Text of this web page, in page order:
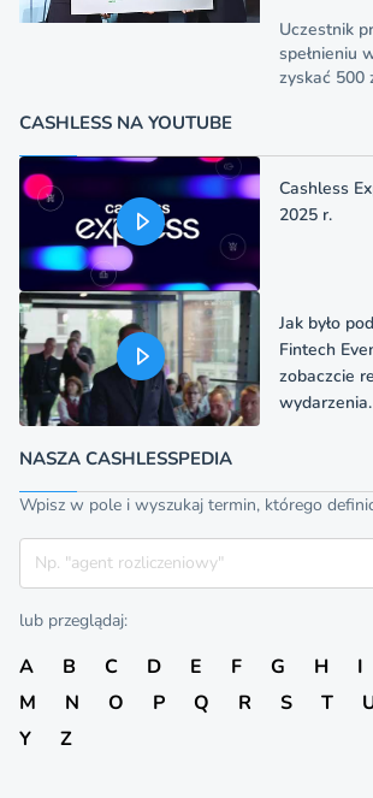
Uczestnik
spełnieniu
zyskać 500
CASHLESS NA YOUTUBE
Cashless
2025 r.
Jak było
Fintech
zobaczcie
wydarzenia.
NASZA CASHLESSPEDIA
Wpisz w pole i wyszukaj termin, którego
Szukaj
lub przeglądaj:
A B C D E F G H I
M
N O P Q R S T
Y
Z